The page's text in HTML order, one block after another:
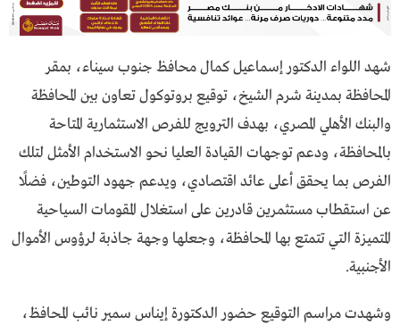
شهد اللواء الدكتور إسماعيل كمال محافظ جنوب سيناء، بمقر
المحافظة بمدينة شرم الشيخ، توقيع بروتوكول تعاون بين المحافظة
والبنك الأهلي المصري، بهدف الترويج للفرص الاستثمارية المتاحة
بالمحافظة، ودعم توجهات القيادة العليا نحو الاستخدام الأمثل لتلك
الفرص بما يحقق أعلى عائد اقتصادي، ويدعم جهود التوطين، فضلًا
عن استقطاب مستثمرين قادرين على استغلال المقومات السياحية
المتميزة التي تتمتع بها المحافظة، وجعلها وجهة جاذبة لرؤوس الأموال
الأجنبية.
وشهدت مراسم التوقيع حضور الدكتورة إيناس سمير نائب المحافظ،